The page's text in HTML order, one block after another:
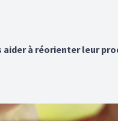
aider à réorienter leur